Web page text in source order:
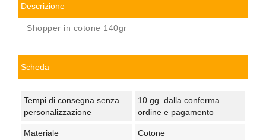
Descrizione
Shopper in cotone 140gr
Scheda
Tempi di consegna senza
personalizzazione
10 gg. dalla conferma
ordine e pagamento
Materiale Cotone